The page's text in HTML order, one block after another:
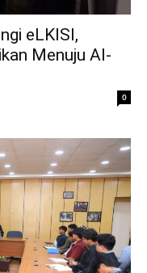
eLKISI,
Menuju Al-
0